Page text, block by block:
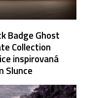
Badge Ghost
Collection
inspirovaná
Slunce